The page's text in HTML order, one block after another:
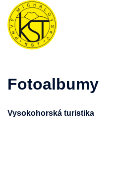
Preskočiť
obsah
Fotoalbumy
Vysokohorská turistika